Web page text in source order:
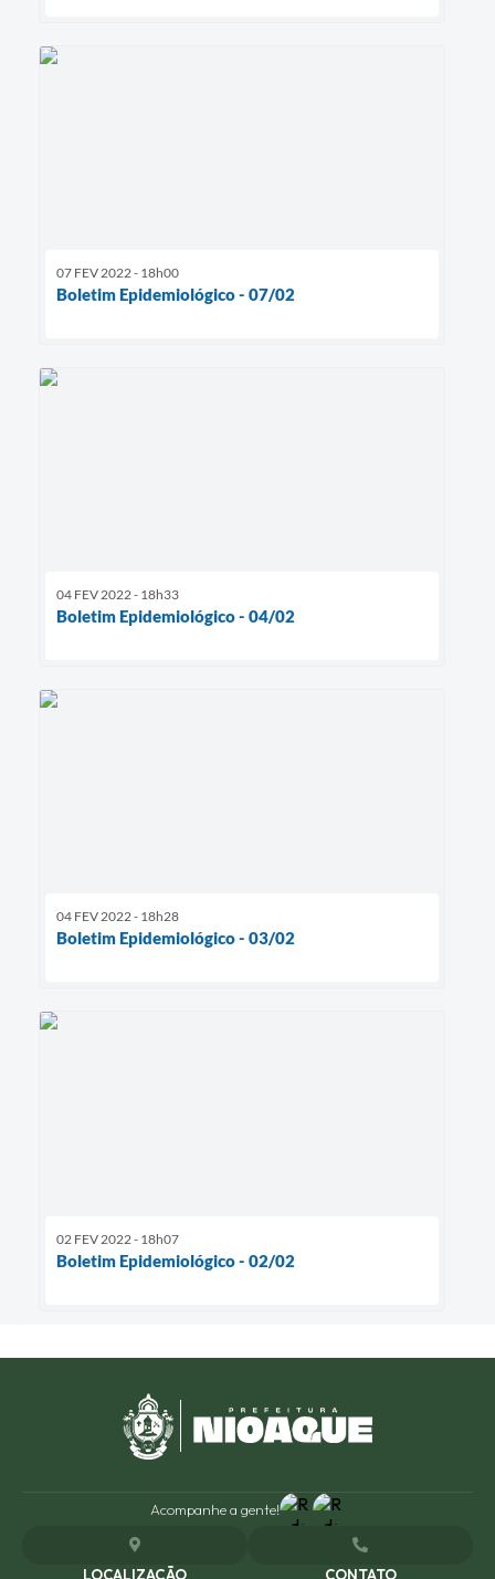
07 FEV 2022 - 18h00
Boletim Epidemiológico - 07/02
04 FEV 2022 - 18h33
Boletim Epidemiológico - 04/02
04 FEV 2022 - 18h28
Boletim Epidemiológico - 03/02
02 FEV 2022 - 18h07
Boletim Epidemiológico - 02/02
Acompanhe a gente!
LOCALIZAÇÃO CONTATO